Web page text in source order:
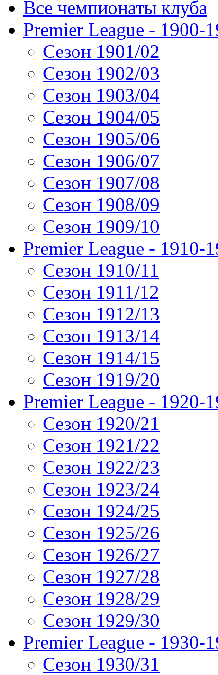
Все чемпионаты клуба
Premier League - 1900-
Сезон 1901/02
Сезон 1902/03
Сезон 1903/04
Сезон 1904/05
Сезон 1905/06
Сезон 1906/07
Сезон 1907/08
Сезон 1908/09
Сезон 1909/10
Premier League - 1910-
Сезон 1910/11
Сезон 1911/12
Сезон 1912/13
Сезон 1913/14
Сезон 1914/15
Сезон 1919/20
Premier League - 1920-
Сезон 1920/21
Сезон 1921/22
Сезон 1922/23
Сезон 1923/24
Сезон 1924/25
Сезон 1925/26
Сезон 1926/27
Сезон 1927/28
Сезон 1928/29
Сезон 1929/30
Premier League - 1930-
Сезон 1930/31